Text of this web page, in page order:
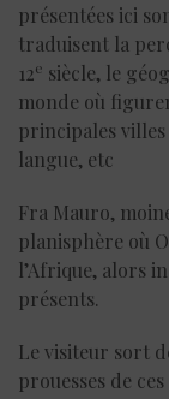
présentées ici
traduisent la
12e siècle, le
monde où
principales
langue, etc
Fra Mauro,
planisphère où
l’Afrique, alors
présents.
Le visiteur sort
prouesses de